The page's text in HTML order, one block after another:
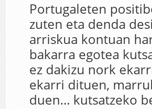
Portugaleten
zuten eta denda
arriskua kontuan
bakarra egotea
ez dakizu nork
ekarri dituen,
duen… kutsatzeko